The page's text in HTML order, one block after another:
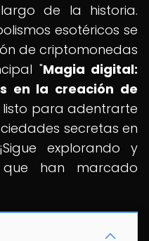
de la historia.
esotéricos se
de criptomonedas
"Magia digital:
en la creación de
listo para adentrarte
secretas en
explorando y
han marcado